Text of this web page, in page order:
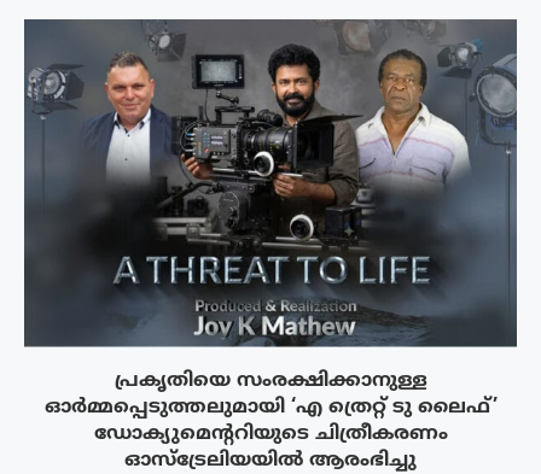
പ്രകൃതിയെ സംരക്ഷിക്കാനുള്ള
ഓർമ്മപ്പെടുത്തലുമായി ‘എ ത്രെറ്റ് ടു ലൈഫ്’
ഡോക്യുമെന്ററിയുടെ ചിത്രീകരണം
ഓസ്‌ട്രേലിയയിൽ ആരംഭിച്ചു